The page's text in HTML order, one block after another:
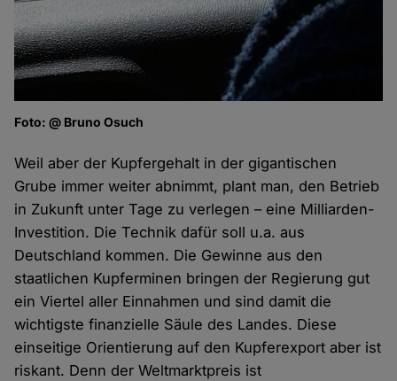
Foto: @ Bruno Osuch
Weil aber der Kupfergehalt in der gigantischen
Grube immer weiter abnimmt, plant man, den Betrieb
in Zukunft unter Tage zu verlegen – eine Milliarden-
Investition. Die Technik dafür soll u.a. aus
Deutschland kommen. Die Gewinne aus den
staatlichen Kupferminen bringen der Regierung gut
ein Viertel aller Einnahmen und sind damit die
wichtigste finanzielle Säule des Landes. Diese
einseitige Orientierung auf den Kupferexport aber ist
riskant. Denn der Weltmarktpreis ist